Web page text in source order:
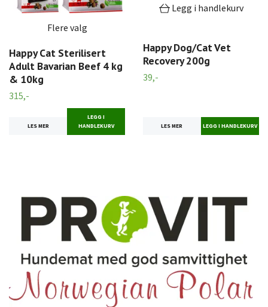
Flere valg
Happy Cat Sterilisert
Adult Bavarian Beef 4 kg
& 10kg
315,-
LES MER
LEGG I
HANDLEKURV
Legg i handlekurv
Happy Dog/Cat Vet
Recovery 200g
39,-
LES MER